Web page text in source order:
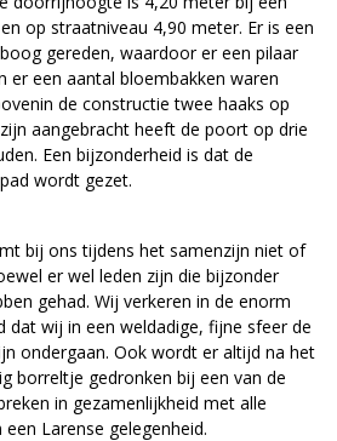
op straatniveau 4,90 meter. Er is een
gereden, waardoor er een pilaar
er een aantal bloembakken waren
de constructie twee haaks op
aangebracht heeft de poort op drie
Een bijzonderheid is dat de
wordt gezet.
bij ons tijdens het samenzijn niet of
er wel leden zijn die bijzonder
gehad. Wij verkeren in de enorm
dat wij in een weldadige, fijne sfeer de
ondergaan. Ook wordt er altijd na het
borreltje gedronken bij een van de
in gezamenlijkheid met alle
Larense gelegenheid.